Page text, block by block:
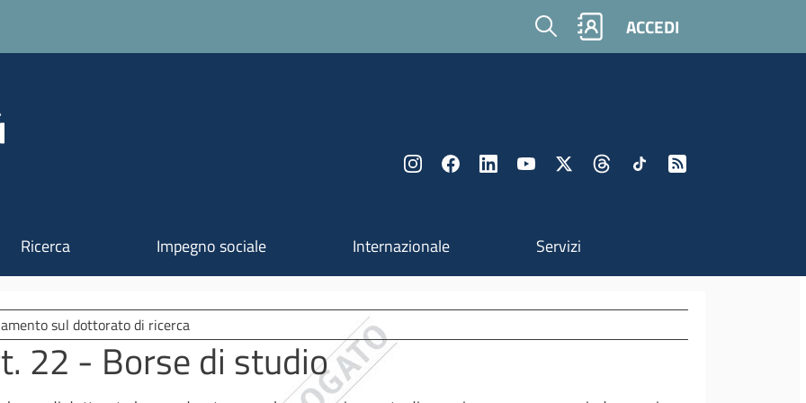
Cerca ACCEDI
Ricerca Impegno sociale Internazionale Servizi
sul dottorato di ricerca
22 - Borse di studio